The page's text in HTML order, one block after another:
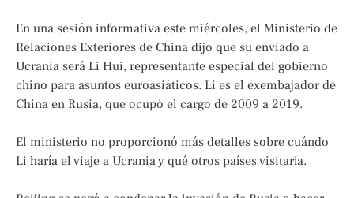
En una sesión informativa este miércoles, el Ministerio de
Relaciones Exteriores de China dijo que su enviado a
Ucrania será Li Hui, representante especial del gobierno
chino para asuntos euroasiáticos. Li es el exembajador de
China en Rusia, que ocupó el cargo de 2009 a 2019.
El ministerio no proporcionó más detalles sobre cuándo
Li haría el viaje a Ucrania y qué otros países visitaría.